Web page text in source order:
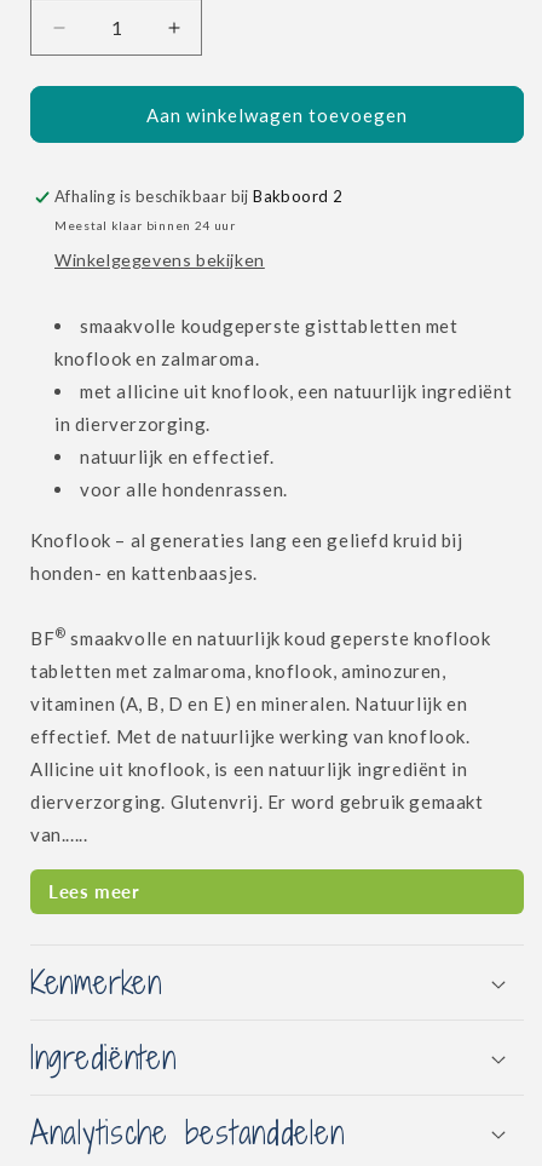
Aantal
verlagen
voor
-
Tabletten
Aantal
verhogen
voor
Knoflook
-
Tabletten
Aan winkelwagen toevoegen
Afhaling is beschikbaar bijBakboord 2
Meestal klaar binnen 24 uur
Winkelgegevens bekijken
smaakvolle koudgeperste gisttabletten met
knoflook en zalmaroma.
met allicine uit knoflook, een natuurlijk ingrediënt
in dierverzorging.
natuurlijk en effectief.
voor alle hondenrassen.
Knoflook – al generaties lang een geliefd kruid bij
honden- en kattenbaasjes.
BF® smaakvolle en natuurlijk koud geperste knoflook
tabletten met zalmaroma, knoflook, aminozuren,
vitaminen (A, B, D en E) en mineralen. Natuurlijk en
effectief. Met de natuurlijke werking van knoflook.
Allicine uit knoflook, is een natuurlijk ingrediënt in
dierverzorging. Glutenvrij. Er word gebruik gemaakt
van......
Lees meer
Kenmerken
Ingrediënten
Analytische bestanddelen